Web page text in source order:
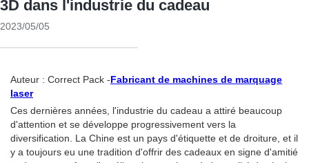
3D dans l'industrie du cadeau
2023/05/05
Auteur : Correct Pack -Fabricant de machines de marquage
laser
Ces dernières années, l'industrie du cadeau a attiré beaucoup
d'attention et se développe progressivement vers la
diversification. La Chine est un pays d'étiquette et de droiture, et il
y a toujours eu une tradition d'offrir des cadeaux en signe d'amitié